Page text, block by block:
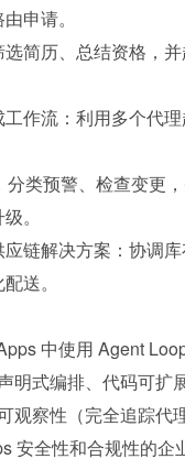
申请。
简历、总结资格，
作流：利用多个代
分类预警、检查变更
。
链解决方案：协调
送。
中使用 Agent
明式编排、代码可扩
观察性（完全追踪代
安全性和合规性的企